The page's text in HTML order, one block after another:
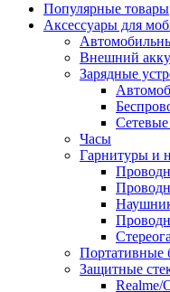
Популярные товары
Аксессуары для
Внешний
Зарядные
Сетевые
Часы
Гарнитуры и
Портативные
Защитные
Realme/